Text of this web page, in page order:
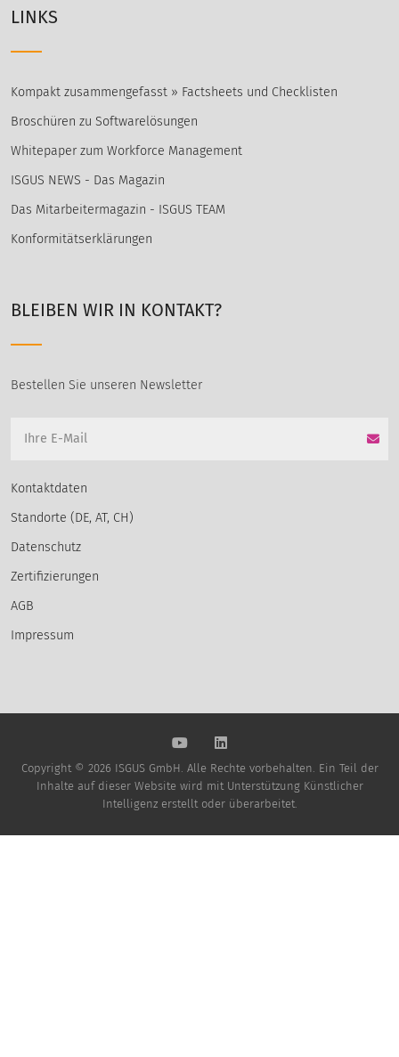
LINKS
Kompakt zusammengefasst » Factsheets und Checklisten
Broschüren zu Softwarelösungen
Whitepaper zum Workforce Management
ISGUS NEWS - Das Magazin
Das Mitarbeitermagazin - ISGUS TEAM
Konformitätserklärungen
BLEIBEN WIR IN KONTAKT?
Bestellen Sie unseren Newsletter
Kontaktdaten
Standorte (DE, AT, CH)
Datenschutz
Zertifizierungen
AGB
Impressum
Copyright © 2026 ISGUS GmbH. Alle Rechte vorbehalten. Ein Teil der
Inhalte auf dieser Website wird mit Unterstützung Künstlicher
Intelligenz erstellt oder überarbeitet.